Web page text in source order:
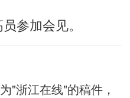
参加会见。
"浙江在线"的稿件，